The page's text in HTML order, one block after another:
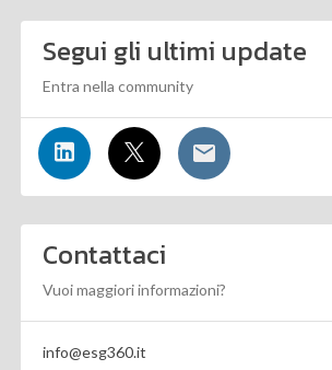
Segui gli ultimi update
Entra nella community
Contattaci
Vuoi maggiori informazioni?
info@esg360.it